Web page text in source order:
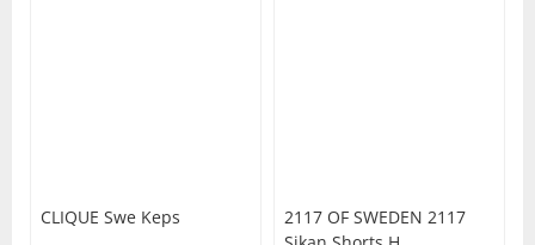
CLIQUE Swe Keps 2117 OF SWEDEN 2117